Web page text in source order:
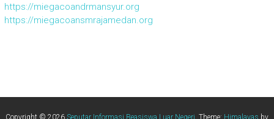
https://miegacoandrmansyur.org
https://miegacoansmrajamedan.org